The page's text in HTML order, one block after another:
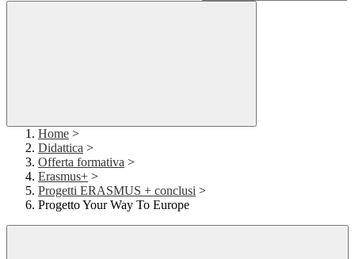
Home >
Didattica >
Offerta formativa >
Erasmus+ >
Progetti ERASMUS + conclusi >
Progetto Your Way To Europe